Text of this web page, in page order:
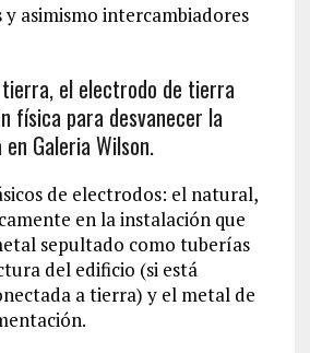
y asimismo intercambiadores
tierra, el electrodo de tierra
física para desvanecer la
Galeria Wilson.
de electrodos: el natural,
en la instalación que
sepultado como tuberías
del edificio (si está
a tierra) y el metal de